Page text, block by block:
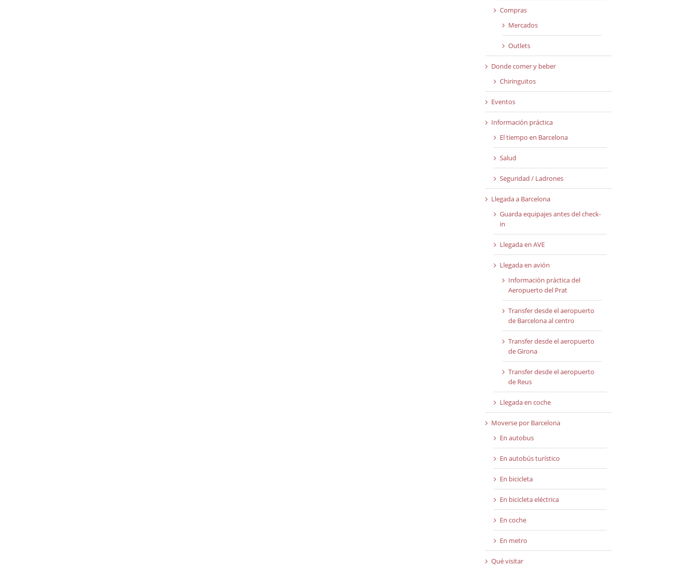
Compras
Mercados
Outlets
Donde comer y beber
Chiringuitos
Eventos
Información práctica
El tiempo en Barcelona
Salud
Seguridad / Ladrones
Llegada a Barcelona
Guarda equipajes antes del check-
in
Llegada en AVE
Llegada en avión
Información práctica del
Aeropuerto del Prat
Transfer desde el aeropuerto
de Barcelona al centro
Transfer desde el aeropuerto
de Girona
Transfer desde el aeropuerto
de Reus
Llegada en coche
Moverse por Barcelona
En autobus
En autobús turístico
En bicicleta
En bicicleta eléctrica
En coche
En metro
Qué visitar